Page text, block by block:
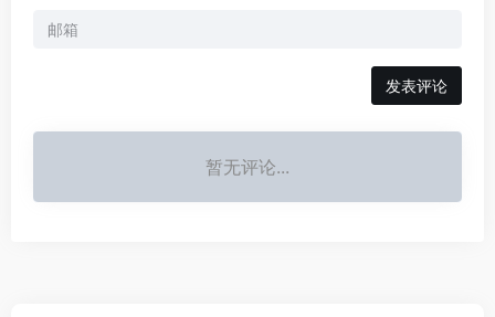
发表评论
暂无评论...